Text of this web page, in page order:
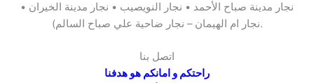
نجار مدينة صباح الأحمد • نجار النويصيب • نجار مدينة الخيران •
نجار ام الهيمان – نجار ضاحية علي صباح السالم).
اتصل بنا
راحتكم و امانكم هو هدفنا